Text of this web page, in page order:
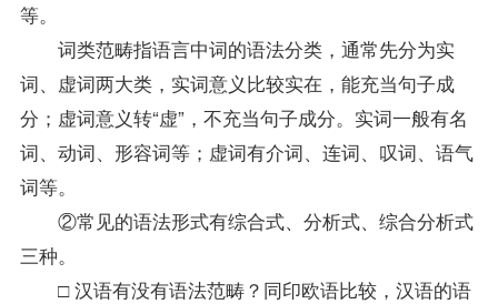
等。
词类范畴指语言中词的语法分类，通常先分为实
词、虚词两大类，实词意义比较实在，能充当句子成
分；虚词意义转“虚”，不充当句子成分。实词一般有名
词、动词、形容词等；虚词有介词、连词、叹词、语气
词等。
②常见的语法形式有综合式、分析式、综合分析式
三种。
□ 汉语有没有语法范畴？同印欧语比较，汉语的语